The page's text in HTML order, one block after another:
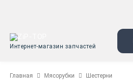
Интернет-магазин запчастей
Главная Мясорубки Шестерни